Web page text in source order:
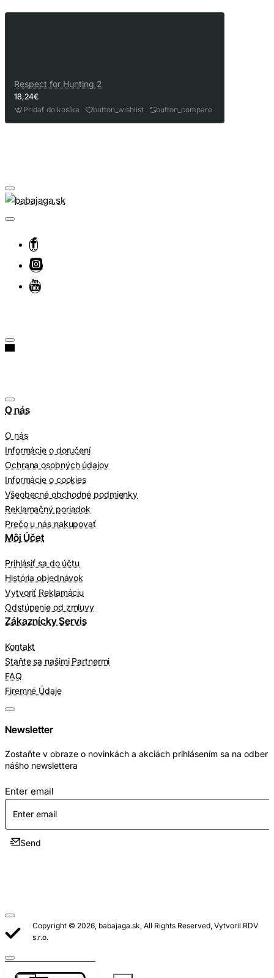
Respect for Hunting 2
18,24€
Pridať do košíka button_wishlist button_compare
O nás
O nás
Informácie o doručení
Ochrana osobných údajov
Informácie o cookies
Všeobecné obchodné podmienky
Reklamačný poriadok
Prečo u nás nakupovať
Môj Účet
Prihlásiť sa do účtu
História objednávok
Vytvoriť Reklamáciu
Odstúpenie od zmluvy
Zákaznícky Servis
Kontakt
Staňte sa našimi Partnermi
FAQ
Firemné Údaje
Newsletter
Zostaňte v obraze o novinkách a akciách prihlásením sa na odber
nášho newslettera
Enter email
Send
Copyright © 2026, babajaga.sk, All Rights Reserved, Vytvoril RDV
s.r.o.